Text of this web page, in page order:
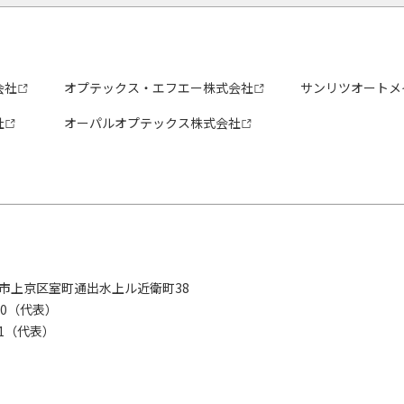
社 オプテックス・エフエー株式会社
サンリツオート
オーパルオプテックス株式会社
京区室町通出水上ル近衛町38
代表）
代表）